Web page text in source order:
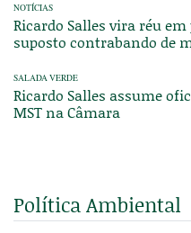
NOTÍCIAS
Ricardo Salles vira réu
suposto contrabando de
SALADA VERDE
Ricardo Salles assume
MST na Câmara
Política Ambiental